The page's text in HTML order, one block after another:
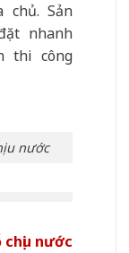
Sản
nhanh
thi công
nước
nước